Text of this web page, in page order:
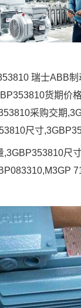
瑞士ABB制
货期价
采购交期
尺寸
,3GBP353810尺